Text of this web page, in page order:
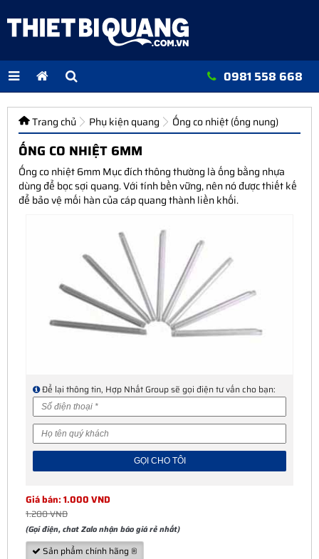
0981 558 668
Trang chủ Phụ kiện quang Ống co nhiệt (ống nung)
ỐNG CO NHIỆT 6MM
Ống co nhiệt 6mm Mục đích thông thường là ống bằng nhựa
dùng để bọc sợi quang. Với tính bền vững, nên nó được thiết kế
để bảo vệ mối hàn của cáp quang thành liền khối.
Để lại thông tin, Hợp Nhất Group sẽ gọi điện tư vấn cho bạn:
Giá bán: 1.000 VND
1.200 VND
(Gọi điện, chat Zalo nhận báo giá rẻ nhất)
Sản phẩm chính hãng ®